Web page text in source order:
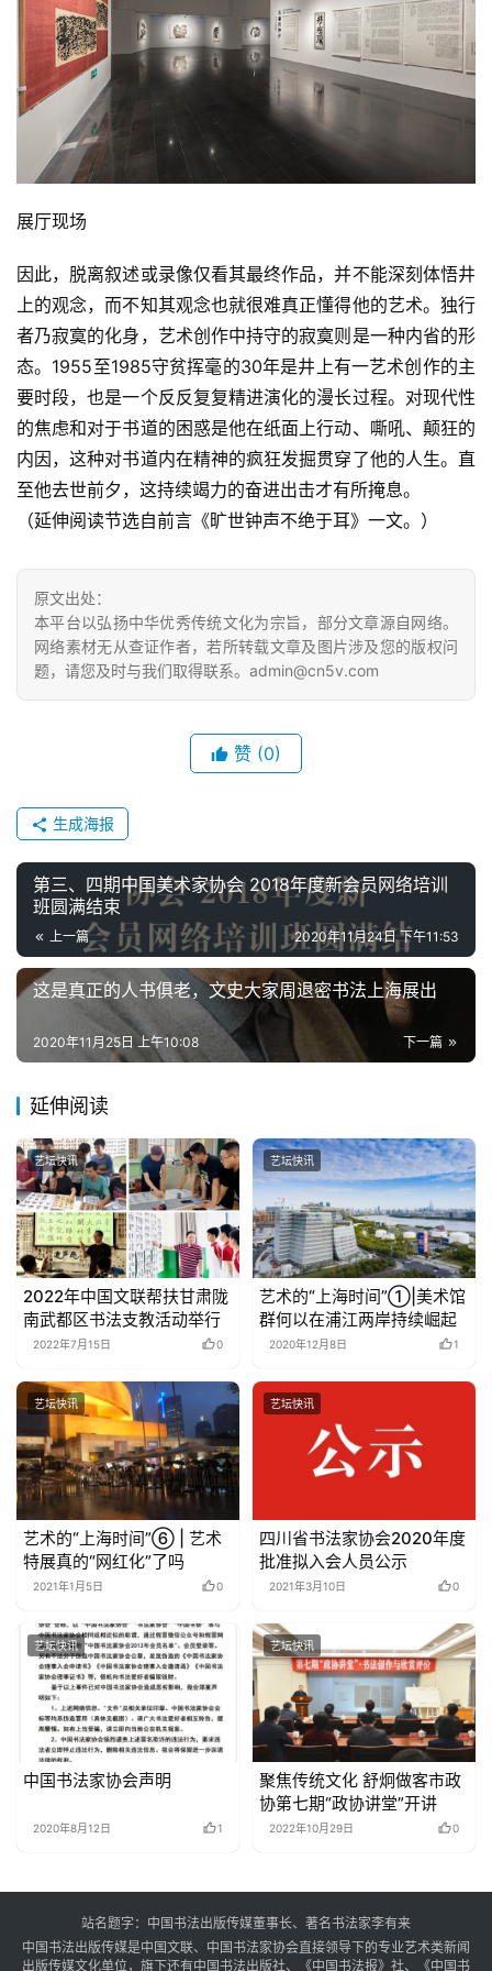
展厅现场
因此，脱离叙述或录像仅看其最终作品，并不能深刻体悟井
上的观念，而不知其观念也就很难真正懂得他的艺术。独行
者乃寂寞的化身，艺术创作中持守的寂寞则是一种内省的形
态。1955至1985守贫挥毫的30年是井上有一艺术创作的主
要时段，也是一个反反复复精进演化的漫长过程。对现代性
的焦虑和对于书道的困惑是他在纸面上行动、嘶吼、颠狂的
内因，这种对书道内在精神的疯狂发掘贯穿了他的人生。直
至他去世前夕，这持续竭力的奋进出击才有所掩息。
（延伸阅读节选自前言《旷世钟声不绝于耳》一文。）
原文出处：
本平台以弘扬中华优秀传统文化为宗旨，部分文章源自网络。
网络素材无从查证作者，若所转载文章及图片涉及您的版权问
题，请您及时与我们取得联系。admin@cn5v.com
赞 (0)
生成海报
第三、四期中国美术家协会 2018年度新会员网络培训
班圆满结束
上一篇 2020年11月24日 下午11:53
这是真正的人书俱老，文史大家周退密书法上海展出
下一篇
2020年11月25日 上午10:08
延伸阅读
艺坛快讯
2022年中国文联帮扶甘肃陇
南武都区书法支教活动举行
2022年7月15日 0
艺坛快讯
艺术的“上海时间”①|美术馆
群何以在浦江两岸持续崛起
2020年12月8日 1
艺坛快讯
艺术的“上海时间”⑥ | 艺术
特展真的“网红化”了吗
2021年1月5日 0
艺坛快讯
四川省书法家协会2020年度
批准拟入会人员公示
2021年3月10日 0
艺坛快讯
中国书法家协会声明
2020年8月12日 1
艺坛快讯
聚焦传统文化 舒炯做客市政
协第七期“政协讲堂”开讲
2022年10月29日 0
站名题字：中国书法出版传媒董事长、著名书法家李有来
中国书法出版传媒是中国文联、中国书法家协会直接领导下的专业艺术类新闻
出版传媒文化单位，旗下还有中国书法出版社、《中国书法报》社、《中国书